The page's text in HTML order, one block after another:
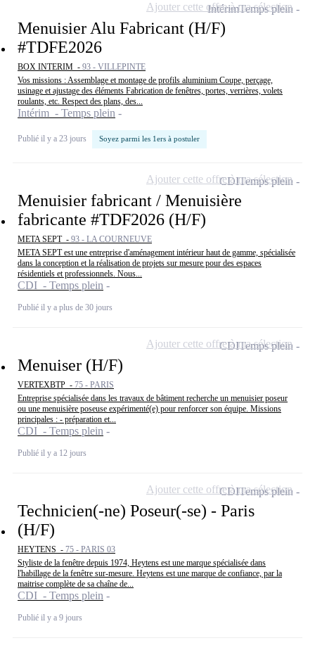
Menuisier Alu Fabricant (H/F)
#TDFE2026
BOX INTERIM - 93 - VILLEPINTE
Vos missions : Assemblage et montage de profils aluminium Coupe, perçage,
usinage et ajustage des éléments Fabrication de fenêtres, portes, verrières, volets
roulants, etc. Respect des plans, des...
Intérim - Temps plein
Publié il y a 23 jours Soyez parmi les 1ers à postuler
IntérimTemps plein
Ajouter cette offre à ma sélection
Menuisier fabricant / Menuisière
fabricante #TDF2026 (H/F)
META SEPT - 93 - LA COURNEUVE
META SEPT est une entreprise d'aménagement intérieur haut de gamme, spécialisée
dans la conception et la réalisation de projets sur mesure pour des espaces
résidentiels et professionnels. Nous...
CDI - Temps plein
Publié il y a plus de 30 jours
CDITemps plein
Ajouter cette offre à ma sélection
Menuiser (H/F)
VERTEXBTP - 75 - PARIS
Entreprise spécialisée dans les travaux de bâtiment recherche un menuisier poseur
ou une menuisière poseuse expérimenté(e) pour renforcer son équipe. Missions
principales : - préparation et...
CDI - Temps plein
Publié il y a 12 jours
CDITemps plein
Ajouter cette offre à ma sélection
Technicien(-ne) Poseur(-se) - Paris
(H/F)
HEYTENS - 75 - PARIS 03
Styliste de la fenêtre depuis 1974, Heytens est une marque spécialisée dans
l'habillage de la fenêtre sur-mesure. Heytens est une marque de confiance, par la
maitrise complète de sa chaîne de...
CDI - Temps plein
Publié il y a 9 jours
CDITemps plein
Ajouter cette offre à ma sélection